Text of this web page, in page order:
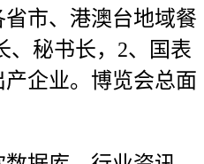
市、港澳台地域餐
、秘书长，2、国表
企业。博览会总面